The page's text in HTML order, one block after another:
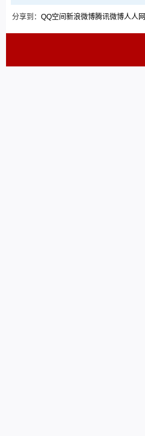
分享到： QQ空间 新浪微博腾讯微博人人网